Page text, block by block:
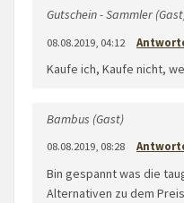
Gutschein - Sammler
08.08.2019, 04:12
Kaufe ich, Kaufe nicht,
Bambus (Gast)
08.08.2019, 08:28
Bin gespannt was die
Alternativen zu dem